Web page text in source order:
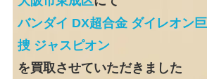
バンダイ DX超合金 ダイレオン
捜 ジャスピオン
を買取させていただきました